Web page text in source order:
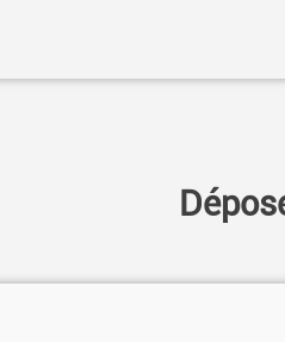
snappri1/public_html/